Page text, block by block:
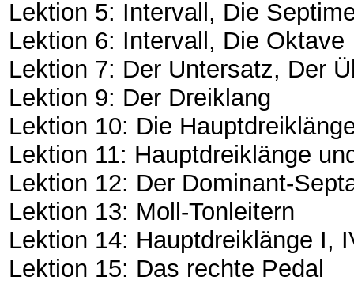
Lektion 5: Intervall, Die
Lektion 6: Intervall, Die Oktave
Lektion 7: Der Untersatz, Der
Lektion 9: Der Dreiklang
Lektion 10: Die
Lektion 11: Hauptdreiklänge
Lektion 12: Der Dominant-
Lektion 13: Moll-Tonleitern
Lektion 14: Hauptdreiklänge I,
Lektion 15: Das rechte Pedal